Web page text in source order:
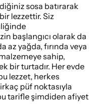
sosa batırarak
lezzettir. Siz
başlangıcı olarak da
yağda, fırında veya
sahip,
bir turtadır. Her evde
lezzet, herkes
püf noktasıyla
tarifle şimdiden afiyet